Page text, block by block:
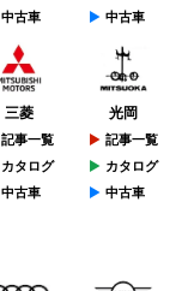
中古車
中古車
三菱
記事一覧
カタログ
中古車
光岡
記事一覧
カタログ
中古車